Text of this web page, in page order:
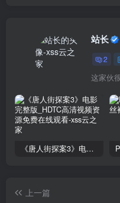
站长
2
这家伙
《唐人街探案3》电影完整版_HDTC高清视频资源免费在线观看
上一篇